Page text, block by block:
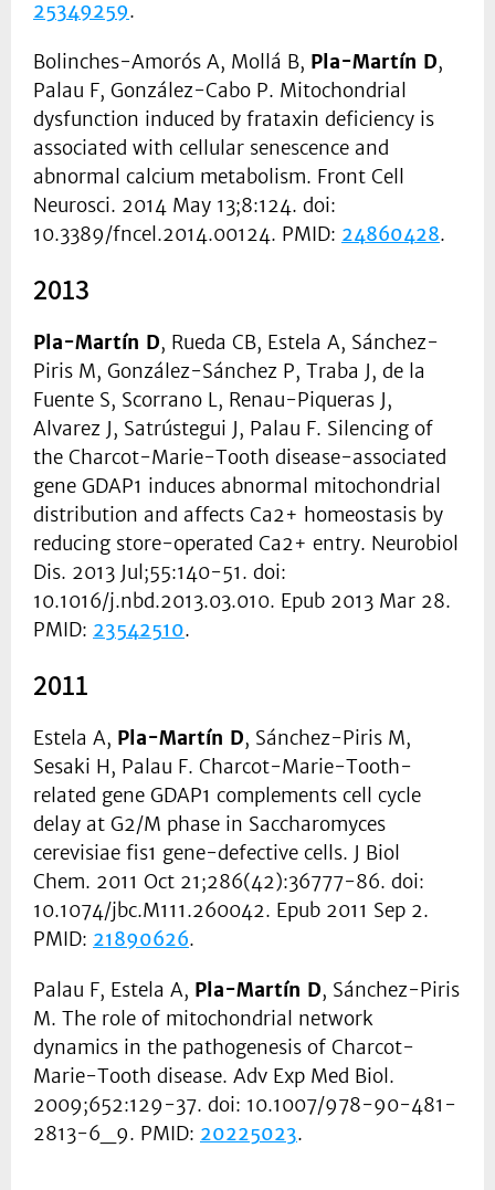
25349259.
Bolinches-Amorós A, Mollá B, Pla-Martín D,
Palau F, González-Cabo P. Mitochondrial
dysfunction induced by frataxin deficiency is
associated with cellular senescence and
abnormal calcium metabolism. Front Cell
Neurosci. 2014 May 13;8:124. doi:
10.3389/fncel.2014.00124. PMID: 24860428.
2013
Pla-Martín D, Rueda CB, Estela A, Sánchez-
Piris M, González-Sánchez P, Traba J, de la
Fuente S, Scorrano L, Renau-Piqueras J,
Alvarez J, Satrústegui J, Palau F. Silencing of
the Charcot-Marie-Tooth disease-associated
gene GDAP1 induces abnormal mitochondrial
distribution and affects Ca2+ homeostasis by
reducing store-operated Ca2+ entry. Neurobiol
Dis. 2013 Jul;55:140-51. doi:
10.1016/j.nbd.2013.03.010. Epub 2013 Mar 28.
PMID: 23542510.
2011
Estela A, Pla-Martín D, Sánchez-Piris M,
Sesaki H, Palau F. Charcot-Marie-Tooth-
related gene GDAP1 complements cell cycle
delay at G2/M phase in Saccharomyces
cerevisiae fis1 gene-defective cells. J Biol
Chem. 2011 Oct 21;286(42):36777-86. doi:
10.1074/jbc.M111.260042. Epub 2011 Sep 2.
PMID: 21890626.
Palau F, Estela A, Pla-Martín D, Sánchez-Piris
M. The role of mitochondrial network
dynamics in the pathogenesis of Charcot-
Marie-Tooth disease. Adv Exp Med Biol.
2009;652:129-37. doi: 10.1007/978-90-481-
2813-6_9. PMID: 20225023.